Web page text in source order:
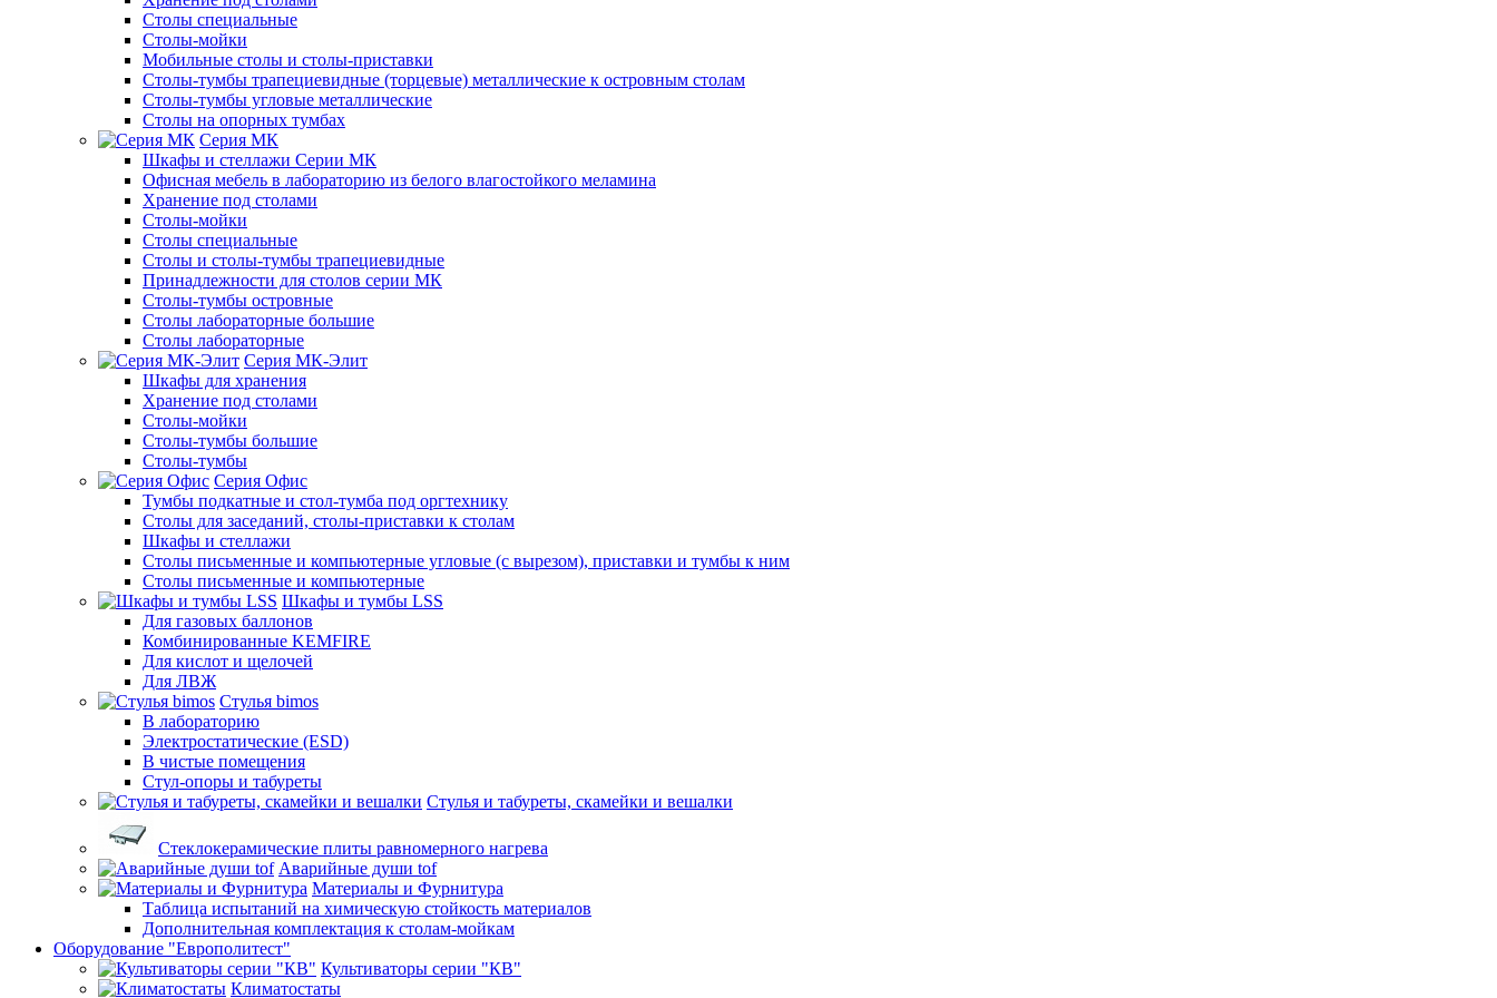
Столы специальные
Столы-мойки
Мобильные столы и столы-приставки
Столы-тумбы трапециевидные (торцевые) металлические к островным столам
Столы-тумбы угловые металлические
Столы на опорных тумбах
Серия МК
Шкафы и стеллажи Серии МК
Офисная мебель в лабораторию из белого влагостойкого меламина
Хранение под столами
Столы-мойки
Столы специальные
Столы и столы-тумбы трапециевидные
Принадлежности для столов серии МК
Столы-тумбы островные
Столы лабораторные большие
Столы лабораторные
Серия МК-Элит
Шкафы для хранения
Хранение под столами
Столы-мойки
Столы-тумбы большие
Столы-тумбы
Серия Офис
Тумбы подкатные и стол-тумба под оргтехнику
Столы для заседаний, столы-приставки к столам
Шкафы и стеллажи
Столы письменные и компьютерные угловые (с вырезом), приставки и тумбы к ним
Столы письменные и компьютерные
Шкафы и тумбы LSS
Для газовых баллонов
Комбинированные KEMFIRE
Для кислот и щелочей
Для ЛВЖ
Стулья bimos
В лабораторию
Электростатические (ESD)
В чистые помещения
Стул-опоры и табуреты
Стулья и табуреты, скамейки и вешалки
Стеклокерамические плиты равномерного нагрева
Аварийные души tof
Материалы и Фурнитура
Таблица испытаний на химическую стойкость материалов
Дополнительная комплектация к столам-мойкам
Оборудование "Европолитест"
Культиваторы серии "КВ"
Климатостаты